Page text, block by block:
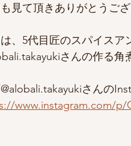
見て頂きありがとうござ
、5代目匠のスパイスア
さんの作る角
さんの
www.instagram.com/p/